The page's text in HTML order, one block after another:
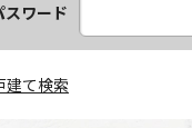
スワード
建て検索